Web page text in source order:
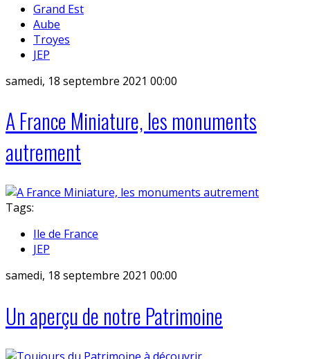
Grand Est
Aube
Troyes
JEP
samedi, 18 septembre 2021 00:00
A France Miniature, les monuments
autrement
Tags:
Ile de France
JEP
samedi, 18 septembre 2021 00:00
Un aperçu de notre Patrimoine